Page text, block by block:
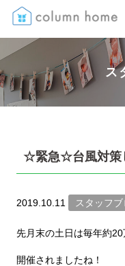
ス
☆緊急☆台風対策
2019.10.11 スタッフ
先月末の土日は毎年約
開催されましたね！